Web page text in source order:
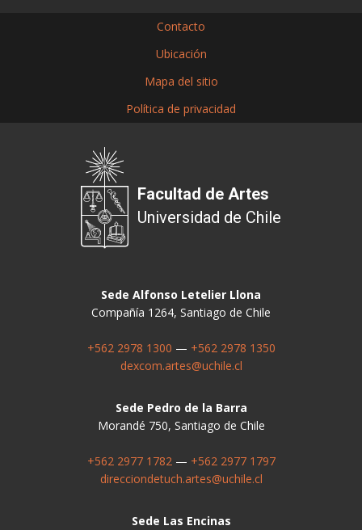
Contacto
Ubicación
Mapa del sitio
Política de privacidad
Facultad de Artes
Universidad de Chile
Sede Alfonso Letelier Llona
Compañía 1264, Santiago de Chile
+562 2978 1300 — +562 2978 1350
dexcom.artes@uchile.cl
Sede Pedro de la Barra
Morandé 750, Santiago de Chile
+562 2977 1782— +562 2977 1797
direcciondetuch.artes@uchile.cl
Sede Las Encinas